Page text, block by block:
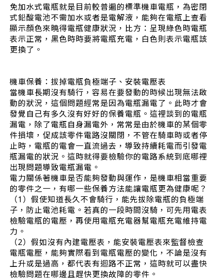
免加水式電瓶就是目前較普遍的標準機車電瓶，為密閉
式鉛酸電池不需加水或者是電解液，能夠在電瓶上查看
顯示顏色來曉得電瓶健康狀況，比方：呈現綠色時電瓶
表示正常，黑色時時要將電瓶充電，白色則表示電瓶該
更換了。
機車保養：拔掉電瓶負極端子、安裝電壓表
當機車長期沒有騎行，容易在要發動的時候出現無法啟
動的狀況，這個問題經常是因為電瓶漏電了。此時才會
發覺自己有多久沒有好好的保養電瓶。這裡談到的電瓶
漏電，除了電瓶自身漏電外，常常是由於機車的某個零
件損壞，促成該零件電路沒關閉，不管在騎車時或者停
止時，電瓶的電會一直流過去，導致持續耗電而引發電
瓶漏電的狀況。這時就得要檢驗你的電路系統到底哪裡
出現問題導致電瓶漏電。
電力關係著機車是否能夠發動與運作，是機車相當重要
的零件之一，有哪一些保養方法能讓電瓶更為健康呢？
（1）假使知道長久不會騎行，能先拔除電瓶的負極端
子，防止電池耗電。若真的一段時間沒騎，可先用電表
檢驗電瓶的電壓，再使用電瓶充電器幫電瓶充電維持電
力。
（2）假如沒有內建電壓表，能安裝電壓表來監督檢查
電瓶電壓，能夠實際看到電瓶電壓的變化，不論是沒有
上升或是過高，都代表有迴路不正常，這時就可以盡快
檢驗問題在哪邊且趕快更換故障的零件。